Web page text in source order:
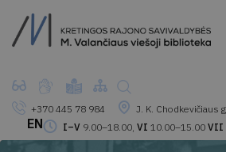
+370 445 78 984
J. K. Chodkevičiaus
I–V 9.00–18.00, VI 10.00–15.00 VII
EN